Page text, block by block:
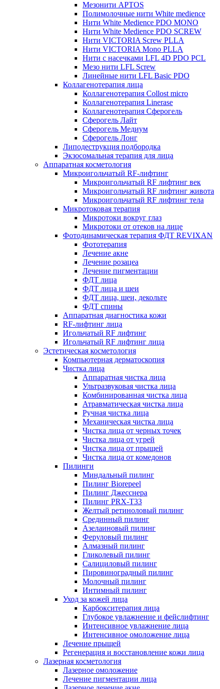
Мезонити APTOS
Полимолочные нити White medience
Нити White Medience PDO MONO
Нити White Medience PDO SCREW
Нити VICTORIA Screw PLLA
Нити VICTORIA Mono PLLA
Нити с насечками LFL 4D PDO PCL
Мезо нити LFL Screw
Линейные нити LFL Basic PDO
Коллагенотерапия лица
Коллагенотерапия Collost micro
Коллагенотерапия Linerase
Коллагенотерапия Сферогель
Сферогель Лайт
Сферогель Медиум
Сферогель Лонг
Липодеструкция подбородка
Экзосомальная терапия для лица
Аппаратная косметология
Микроигольчатый RF-лифтинг
Микроигольчатый RF лифтинг век
Микроигольчатый RF лифтинг живота
Микроигольчатый RF лифтинг тела
Микротоковая терапия
Микротоки вокруг глаз
Микротоки от отеков на лице
Фотодинамическая терапия ФДТ REVIXAN
Фототерапия
Лечение акне
Лечение розацеа
Лечение пигментации
ФДТ лица
ФДТ лица и шеи
ФДТ лица, шеи, декольте
ФДТ спины
Аппаратная диагностика кожи
RF-лифтинг лица
Игольчатый RF лифтинг
Игольчатый RF лифтинг лица
Эстетическая косметология
Компьютерная дерматоскопия
Чистка лица
Аппаратная чистка лица
Ультразвуковая чистка лица
Комбинированная чистка лица
Атравматическая чистка лица
Ручная чистка лица
Механическая чистка лица
Чистка лица от черных точек
Чистка лица от угрей
Чистка лица от прыщей
Чистка лица от комедонов
Пилинги
Миндальный пилинг
Пилинг Biorepeel
Пилинг Джесснера
Пилинг PRX-T33
Желтый ретиноловый пилинг
Срединный пилинг
Азелаиновый пилинг
Феруловый пилинг
Алмазный пилинг
Гликолевый пилинг
Салициловый пилинг
Пировиноградный пилинг
Молочный пилинг
Интимный пилинг
Уход за кожей лица
Карбокситерапия лица
Глубокое увлажнение и фейслифтинг
Интенсивное увлажнение лица
Интенсивное омоложение лица
Лечение прыщей
Регенерация и восстановление кожи лица
Лазерная косметология
Лазерное омоложение
Лечение пигментации лица